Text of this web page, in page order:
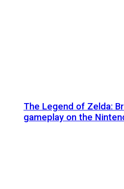
The Legend of Zelda:
gameplay on the